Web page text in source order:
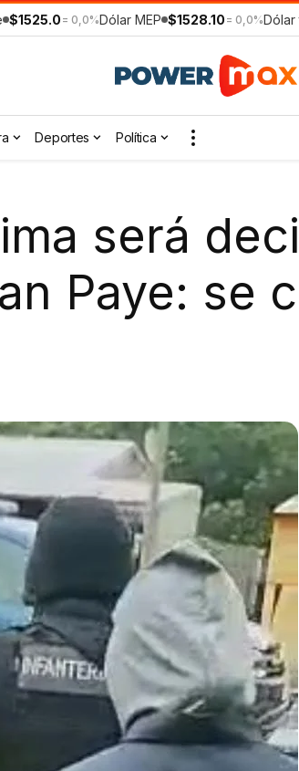
$1525.0 = 0,0%Dólar MEP $1528.10 = 0,0%Dólar
Deportes Política
será
Paye: se